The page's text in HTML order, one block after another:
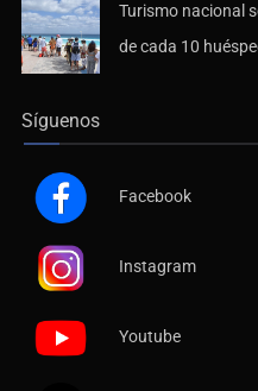
Turismo nacional
de cada 10
Síguenos
Facebook
Instagram
Youtube